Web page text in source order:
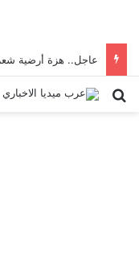
عاجل.. هزة أرضية
بحث عن